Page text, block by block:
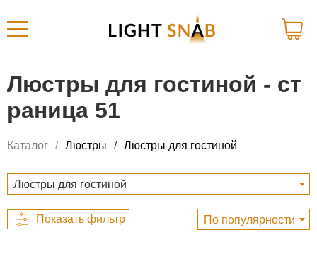
Люстры для гостиной - ст
раница 51
Каталог Люстры Люстры для гостиной
Люстры для гостиной
По популярности